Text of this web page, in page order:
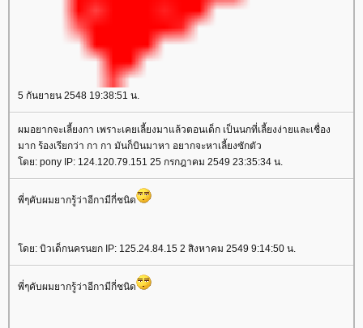
5 กันยายน 2548 19:38:51 น.
ผมอยากจะเลี้ยงกา เพราะเคยเลี้ยงมาแล้วตอนเด็ก เป็นนกที่เลี้ยงง่ายและเชื่อง
มาก ร้องเรียกว่า กา กา มันก็บินมาหา อยากจะหาเลี้ยงซักตัว
ดย: pony IP: 124.120.79.151 25 กรกฎาคม 2549 23:35:34 น.
พี่ๆคับผมยากรู้ว่าอีกามีกี่ชนิด
ดย: บิวเด็กนครนยก IP: 125.24.84.15 2 สิงหาคม 2549 9:14:50 น.
พี่ๆคับผมยากรู้ว่าอีกามีกี่ชนิด